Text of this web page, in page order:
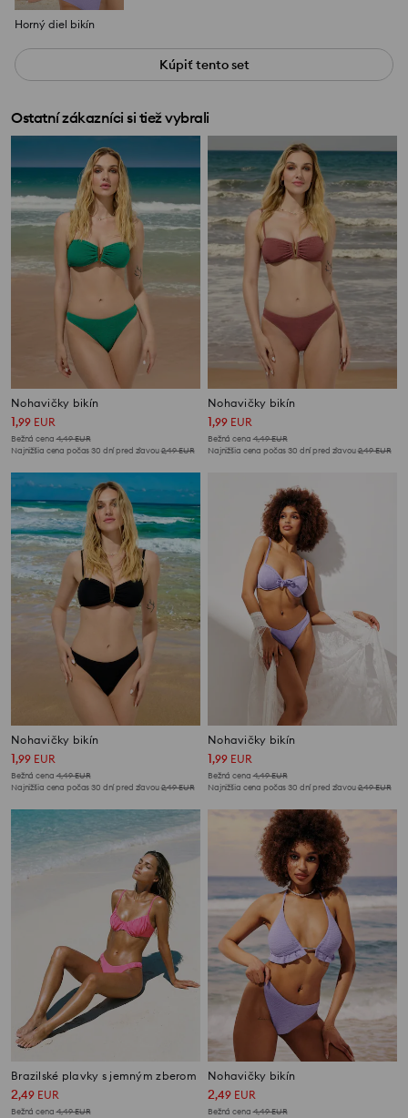
Horný diel bikín
Kúpiť tento set
Ostatní zákazníci si tiež vybrali
Nohavičky bikín
1,99 EUR
Bežná cena 4,49EUR
Najnižšia cena počas 30 dní pred zľavou2,49EUR
Nohavičky bikín
1,99 EUR
Bežná cena 4,49EUR
Najnižšia cena počas 30 dní pred zľavou2,49EUR
Nohavičky bikín
1,99 EUR
Bežná cena 4,49EUR
Najnižšia cena počas 30 dní pred zľavou2,49EUR
Nohavičky bikín
1,99 EUR
Bežná cena 4,49EUR
Najnižšia cena počas 30 dní pred zľavou2,49EUR
Brazilské plavky s jemným zberom
2,49 EUR
Bežná cena 4,49EUR
Nohavičky bikín
2,49 EUR
Bežná cena 4,49EUR